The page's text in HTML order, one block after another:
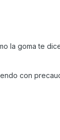
la goma te
con